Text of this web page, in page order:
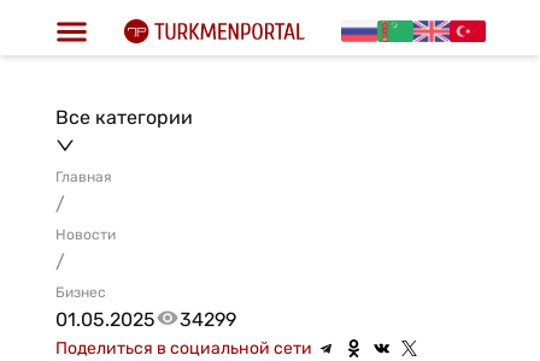
Все категории
Главная
/
Новости
/
Бизнес
01.05.2025 34299
Поделиться в социальной сети